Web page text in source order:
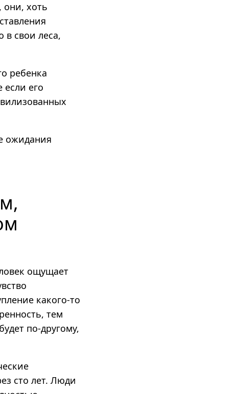
хоть
в свои леса,
ребенка
если его
ожидания
ощущает
какого-то
тем
по-другому,
сто лет. Люди